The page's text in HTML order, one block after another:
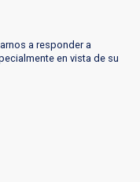
a responder a
en vista de su